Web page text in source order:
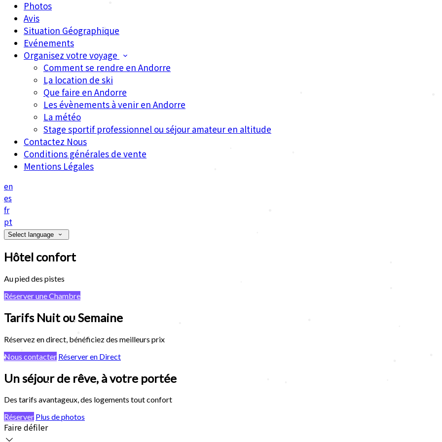
Photos
Avis
Situation Géographique
Evénements
Organisez votre voyage
Comment se rendre en Andorre
La location de ski
Que faire en Andorre
Les évènements à venir en Andorre
La météo
Stage sportif professionnel ou séjour amateur en altitude
Contactez Nous
Conditions générales de vente
Mentions Légales
en
es
fr
pt
Select language
Hôtel confort
Au pied des pistes
Réserver une Chambre
Tarifs Nuit ou Semaine
Réservez en direct, bénéficiez des meilleurs prix
Nous contacter Réserver en Direct
Un séjour de rêve, à votre portée
Des tarifs avantageux, des logements tout confort
Réserver Plus de photos
Faire défiler
•
•